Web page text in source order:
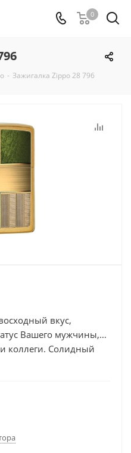
0
- Зажигалка Zippo 28 796
вкус,
Вашего мужчины,
коллеги. Солидный
в качестве